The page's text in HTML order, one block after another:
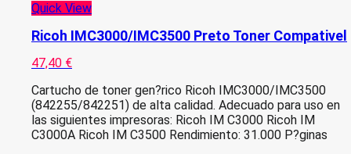
Quick View
Ricoh IMC3000/IMC3500 Preto Toner Compativel
47,40 €
Cartucho de toner gen?rico Ricoh IMC3000/IMC3500
(842255/842251) de alta calidad. Adecuado para uso en
las siguientes impresoras: Ricoh IM C3000 Ricoh IM
C3000A Ricoh IM C3500 Rendimiento: 31.000 P?ginas